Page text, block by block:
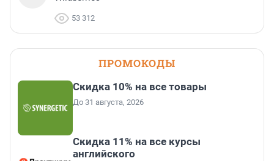
53 312
ПРОМОКОДЫ
Скидка 10% на все товары
До 31 августа, 2026
Скидка 11% на все курсы
английского